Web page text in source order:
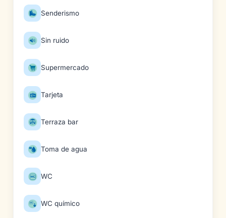
Senderismo
Sin ruido
Supermercado
Tarjeta
Terraza bar
Toma de agua
WC
WC químico